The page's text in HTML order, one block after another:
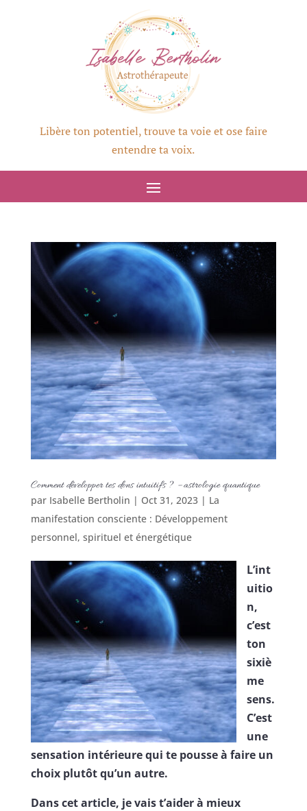
Libère ton potentiel, trouve ta voie et ose faire
entendre ta voix.
Comment développer tes dons intuitifs ? – astrologie quantique
par Isabelle Bertholin | Oct 31, 2023| La
manifestation consciente : Développement
personnel, spirituel et énergétique
L’int
uitio
n,
c’est
ton
sixiè
me
sens.
C’est
une
sensation intérieure qui te pousse à faire un
choix plutôt qu’un autre.
Dans cet article, je vais t’aider à mieux